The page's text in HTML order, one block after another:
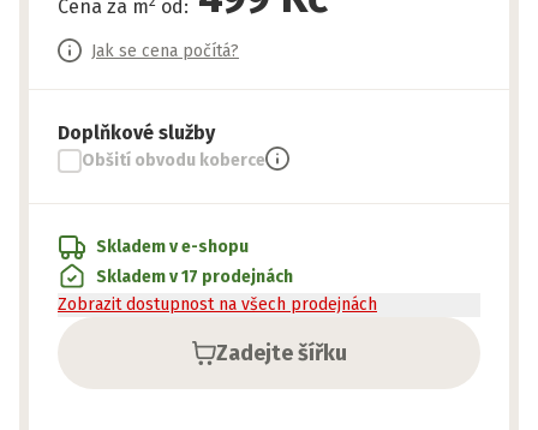
Cena za m od:
Jak se cena počítá?
Doplňkové služby
Obšití obvodu koberce
Zadejte šířku
Skladem v e-shopu
Skladem v 17 prodejnách
Zobrazit dostupnost na všech prodejnách